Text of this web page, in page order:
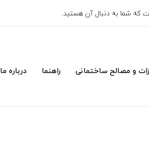
که شما به دنبال آن هستید.
و مصالح ساختمانی راهنما درباره ما